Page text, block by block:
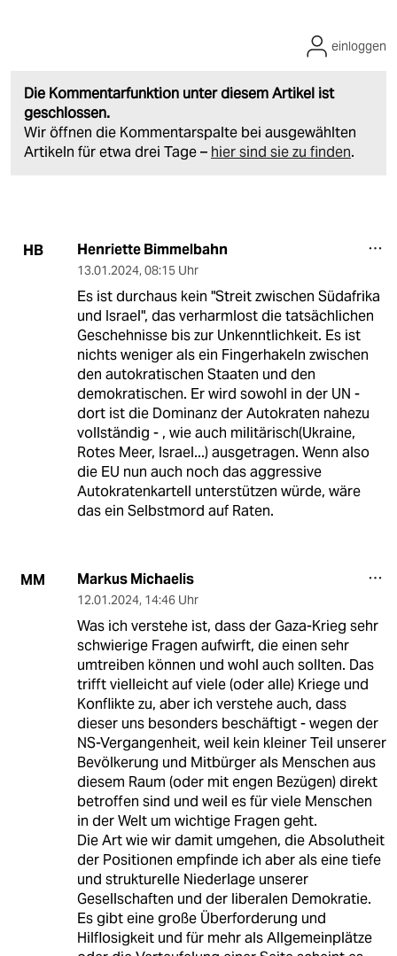
Die Kommentarfunktion unter diesem Artikel ist
geschlossen.
Wir öffnen die Kommentarspalte bei ausgewählten
Artikeln für etwa drei Tage – hier sind sie zu finden.
einloggen
HB Henriette Bimmelbahn
13.01.2024, 08:15 Uhr
Es ist durchaus kein "Streit zwischen Südafrika
und Israel", das verharmlost die tatsächlichen
Geschehnisse bis zur Unkenntlichkeit. Es ist
nichts weniger als ein Fingerhakeln zwischen
den autokratischen Staaten und den
demokratischen. Er wird sowohl in der UN -
dort ist die Dominanz der Autokraten nahezu
vollständig - , wie auch militärisch(Ukraine,
Rotes Meer, Israel...) ausgetragen. Wenn also
die EU nun auch noch das aggressive
Autokratenkartell unterstützen würde, wäre
das ein Selbstmord auf Raten.
MM Markus Michaelis
12.01.2024, 14:46 Uhr
Was ich verstehe ist, dass der Gaza-Krieg sehr
schwierige Fragen aufwirft, die einen sehr
umtreiben können und wohl auch sollten. Das
trifft vielleicht auf viele (oder alle) Kriege und
Konflikte zu, aber ich verstehe auch, dass
dieser uns besonders beschäftigt - wegen der
NS-Vergangenheit, weil kein kleiner Teil unserer
Bevölkerung und Mitbürger als Menschen aus
diesem Raum (oder mit engen Bezügen) direkt
betroffen sind und weil es für viele Menschen
in der Welt um wichtige Fragen geht.
Die Art wie wir damit umgehen, die Absolutheit
der Positionen empfinde ich aber als eine tiefe
und strukturelle Niederlage unserer
Gesellschaften und der liberalen Demokratie.
Es gibt eine große Überforderung und
Hilflosigkeit und für mehr als Allgemeinplätze